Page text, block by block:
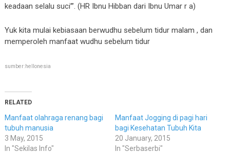
keadaan selalu suci’”. (HR Ibnu Hibban dari Ibnu Umar r a)
Yuk kita mulai kebiasaan berwudhu sebelum tidur malam , dan
memperoleh manfaat wudhu sebelum tidur
sumber:hellonesia
RELATED
Manfaat olahraga renang bagi
tubuh manusia
3 May, 2015
In "Sekilas Info"
Manfaat Jogging di pagi hari
bagi Kesehatan Tubuh Kita
20 January, 2015
In "Serbaserbi"